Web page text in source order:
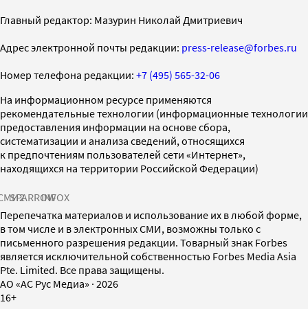
Главный редактор: Мазурин Николай Дмитриевич
Адрес электронной почты редакции: press-release@forbes.ru
Номер телефона редакции: +7 (495) 565-32-06
На информационном ресурсе применяются
рекомендательные технологии (информационные технологии
предоставления информации на основе сбора,
систематизации и анализа сведений, относящихся
к предпочтениям пользователей сети «Интернет»,
находящихся на территории Российской Федерации)
SPARROWINFOX
Перепечатка материалов и использование их в любой форме,
в том числе и в электронных СМИ, возможны только с
письменного разрешения редакции. Товарный знак Forbes
является исключительной собственностью Forbes Media Asia
Pte. Limited. Все права защищены.
AO «АС Рус Медиа» · 2026
16+